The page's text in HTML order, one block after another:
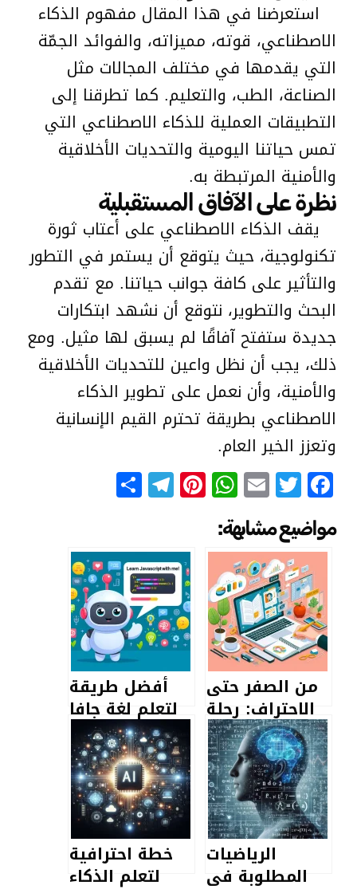
استعرضنا في هذا المقال مفهوم الذكاء
الاصطناعي، قوته، مميزاته، والفوائد الجمّة
التي يقدمها في مختلف المجالات مثل
الصناعة، الطب، والتعليم. كما تطرقنا إلى
التطبيقات العملية للذكاء الاصطناعي التي
تمس حياتنا اليومية والتحديات الأخلاقية
والأمنية المرتبطة به.
نظرة على الآفاق المستقبلية
يقف الذكاء الاصطناعي على أعتاب ثورة
تكنولوجية، حيث يتوقع أن يستمر في التطور
والتأثير على كافة جوانب حياتنا. مع تقدم
البحث والتطوير، نتوقع أن نشهد ابتكارات
جديدة ستفتح آفاقًا لم يسبق لها مثيل. ومع
ذلك، يجب أن نظل واعين للتحديات الأخلاقية
والأمنية، وأن نعمل على تطوير الذكاء
الاصطناعي بطريقة تحترم القيم الإنسانية
وتعزز الخير العام.
Facebook
Twitter
Email
WhatsApp
Pinterest
Telegram
مواضيع مشابهة:
من الصفر حتى
الاحتراف: رحلة
تعلم الإنجليزية
مع
مايكروسوفت
كوبايلوت
Microsoft
Copilot
أفضل طريقة
لتعلم لغة جافا
سكريبت
باستخدام
ChatGPT
الرياضيات
المطلوبة في
خطة احترافية
لتعلم الذكاء